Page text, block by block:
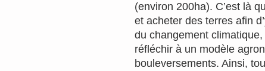
(environ 200ha). C’est là
et acheter des terres afin
du changement
réfléchir à un modèle
bouleversements. Ainsi,